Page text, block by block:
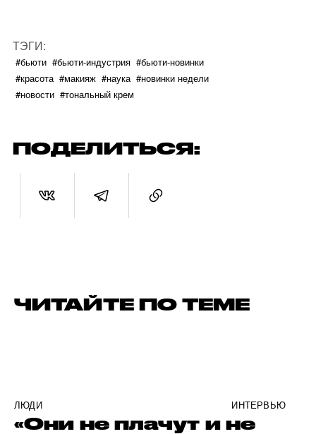
ТЭГИ:
#бьюти #бьюти-индустрия #бьюти-новинки
#красота #макияж #наука #новинки недели
#новости #тональный крем
ПОДЕЛИТЬСЯ:
ЧИТАЙТЕ ПО ТЕМЕ
ЛЮДИ ИНТЕРВЬЮ
«Они не плачут и не